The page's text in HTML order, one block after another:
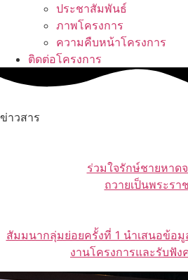
ประชาสัมพันธ์
ภาพโครงการ
ความคืบหน้าโครงการ
ติดต่อโครงการ
ข่าวสาร
ร่วมใจรักษ์ชายหาด
ถวายเป็นพระรา
สัมมนากลุ่มย่อยครั้งที่ 1 นำเสนอข้อ
งานโครงการและรับฟัง